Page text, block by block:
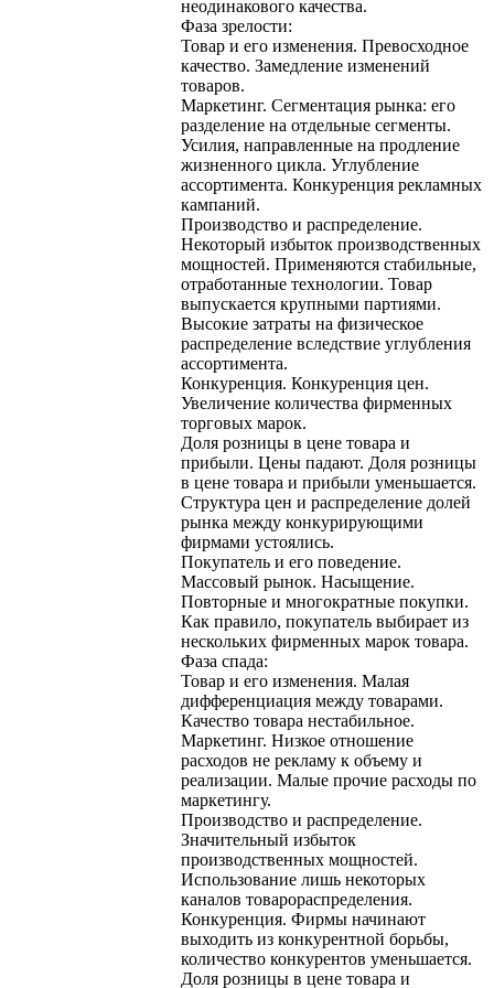
неодинакового качества.
Фаза зрелости:
Товар и его изменения. Превосходное
качество. Замедление изменений
товаров.
Маркетинг. Сегментация рынка: его
разделение на отдельные сегменты.
Усилия, направленные на продление
жизненного цикла. Углубление
ассортимента. Конкуренция рекламных
кампаний.
Производство и распределение.
Некоторый избыток производственных
мощностей. Применяются стабильные,
отработанные технологии. Товар
выпускается крупными партиями.
Высокие затраты на физическое
распределение вследствие углубления
ассортимента.
Конкуренция. Конкуренция цен.
Увеличение количества фирменных
торговых марок.
Доля розницы в цене товара и
прибыли. Цены падают. Доля розницы
в цене товара и прибыли уменьшается.
Структура цен и распределение долей
рынка между конкурирующими
фирмами устоялись.
Покупатель и его поведение.
Массовый рынок. Насыщение.
Повторные и многократные покупки.
Как правило, покупатель выбирает из
нескольких фирменных марок товара.
Фаза спада:
Товар и его изменения. Малая
дифференциация между товарами.
Качество товара нестабильное.
Маркетинг. Низкое отношение
расходов не рекламу к объему и
реализации. Малые прочие расходы по
маркетингу.
Производство и распределение.
Значительный избыток
производственных мощностей.
Использование лишь некоторых
каналов товарораспределения.
Конкуренция. Фирмы начинают
выходить из конкурентной борьбы,
количество конкурентов уменьшается.
Доля розницы в цене товара и